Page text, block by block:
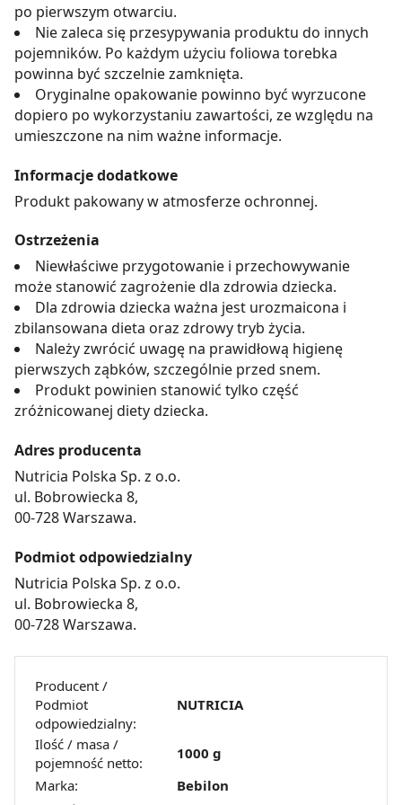
po pierwszym otwarciu.
Nie zaleca się przesypywania produktu do innych
pojemników. Po każdym użyciu foliowa torebka
powinna być szczelnie zamknięta.
Oryginalne opakowanie powinno być wyrzucone
dopiero po wykorzystaniu zawartości, ze względu na
umieszczone na nim ważne informacje.
Informacje dodatkowe
Produkt pakowany w atmosferze ochronnej.
Ostrzeżenia
Niewłaściwe przygotowanie i przechowywanie
może stanowić zagrożenie dla zdrowia dziecka.
Dla zdrowia dziecka ważna jest urozmaicona i
zbilansowana dieta oraz zdrowy tryb życia.
Należy zwrócić uwagę na prawidłową higienę
pierwszych ząbków, szczególnie przed snem.
Produkt powinien stanowić tylko część
zróżnicowanej diety dziecka.
Adres producenta
Nutricia Polska Sp. z o.o.
ul. Bobrowiecka 8,
00-728 Warszawa.
Podmiot odpowiedzialny
Nutricia Polska Sp. z o.o.
ul. Bobrowiecka 8,
00-728 Warszawa.
Producent /
Podmiot
odpowiedzialny:
NUTRICIA
Ilość / masa /
pojemność netto:
1000 g
Marka:
Bebilon